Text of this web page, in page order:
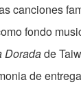
canciones
fondo
Doradade
de